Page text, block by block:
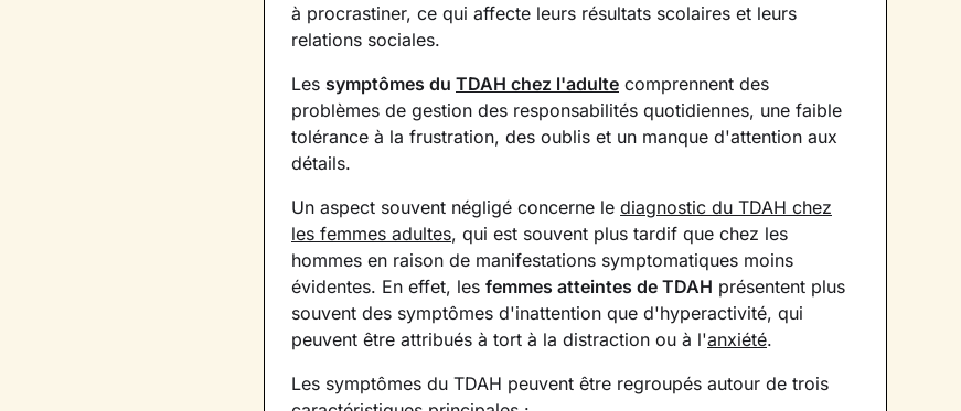
à procrastiner, ce qui affecte leurs résultats scolaires et leurs
relations sociales.
Les symptômes du TDAH chez l'adulte comprennent des
problèmes de gestion des responsabilités quotidiennes, une faible
tolérance à la frustration, des oublis et un manque d'attention aux
détails.
Un aspect souvent négligé concerne le diagnostic du TDAH chez
les femmes adultes, qui est souvent plus tardif que chez les
hommes en raison de manifestations symptomatiques moins
évidentes. En effet, les femmes atteintes de TDAH présentent plus
souvent des symptômes d'inattention que d'hyperactivité, qui
peuvent être attribués à tort à la distraction ou à l'anxiété.
Les symptômes du TDAH peuvent être regroupés autour de trois